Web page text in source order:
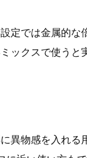
定では金属的な
ックスで使うと
異物感を入れる